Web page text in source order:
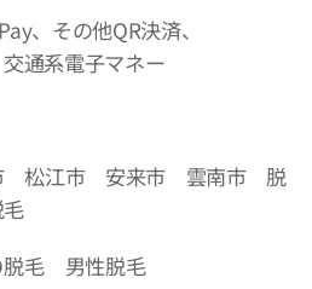
、その他QR決済、
通系電子マネー
松江市 安来市 雲南市 脱
毛 男性脱毛